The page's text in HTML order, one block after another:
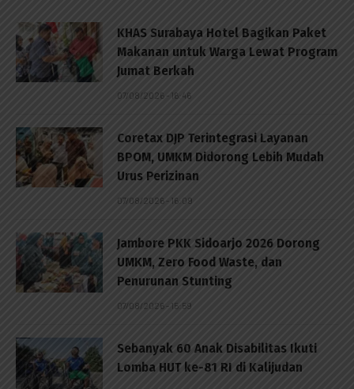
KHAS Surabaya Hotel Bagikan Paket
Makanan untuk Warga Lewat Program
Jumat Berkah
07/08/2026 - 16:46
Coretax DJP Terintegrasi Layanan
BPOM, UMKM Didorong Lebih Mudah
Urus Perizinan
07/08/2026 - 16:09
Jambore PKK Sidoarjo 2026 Dorong
UMKM, Zero Food Waste, dan
Penurunan Stunting
07/08/2026 - 15:59
Sebanyak 60 Anak Disabilitas Ikuti
Lomba HUT ke-81 RI di Kalijudan